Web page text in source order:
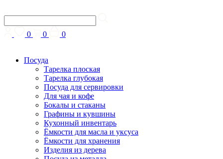
0 0 0
Посуда
Тарелка плоская
Тарелка глубокая
Посуда для сервировки
Для чая и кофе
Бокалы и стаканы
Графины и кувшины
Кухонный инвентарь
Ёмкости для масла и уксуса
Ёмкости для хранения
Изделия из дерева